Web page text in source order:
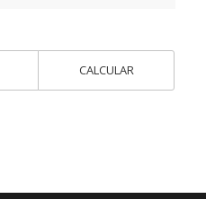
CALCULAR